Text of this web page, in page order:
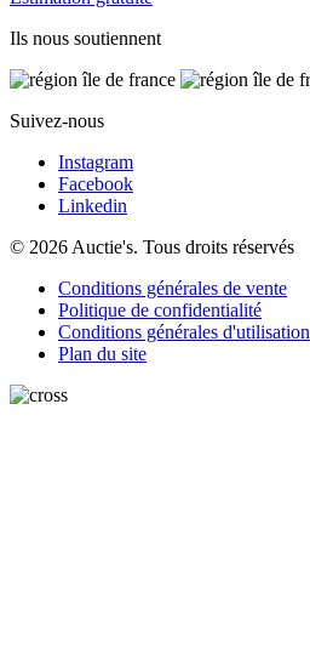
Ils nous soutiennent
Suivez-nous
Instagram
Facebook
Linkedin
© 2026 Auctie's. Tous droits réservés
Conditions générales de vente
Politique de confidentialité
Conditions générales d'utilisation
Plan du site